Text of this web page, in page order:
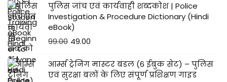
पुलिस जांच एवं कार्यवाही शब्दकोश | Police
Investigation & Procedure Dictionary (Hindi
eBook)
99.00 49.00
आर्म्स ट्रेनिंग मास्टर बंडल (6 ईबुक सेट) – पुलिस
एवं सुरक्षा बलों के लिए संपूर्ण प्रशिक्षण गाइड